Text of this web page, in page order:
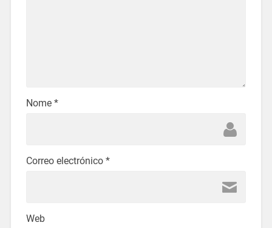
Nome *
Correo electrónico *
Web